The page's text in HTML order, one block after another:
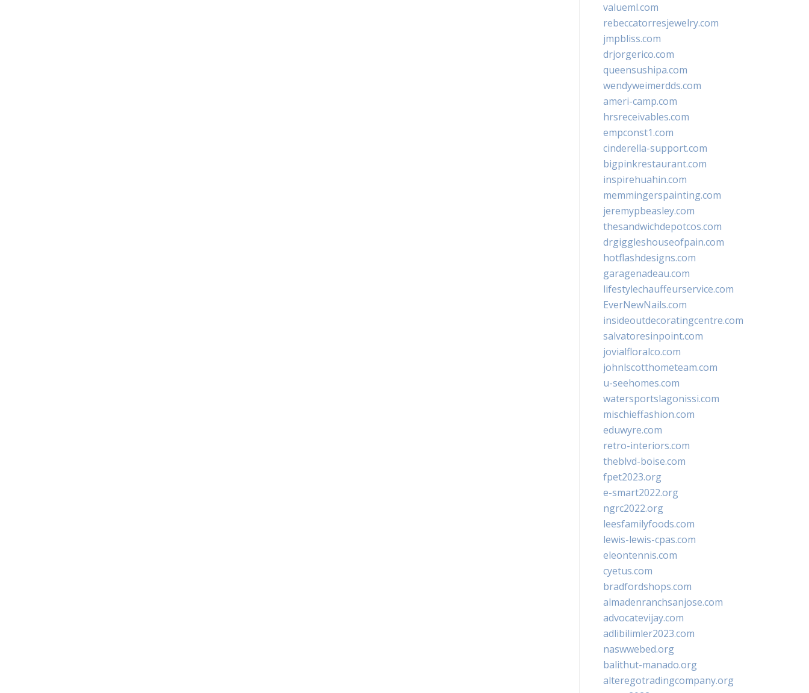
valueml.com
rebeccatorresjewelry.com
jmpbliss.com
drjorgerico.com
queensushipa.com
wendyweimerdds.com
ameri-camp.com
hrsreceivables.com
empconst1.com
cinderella-support.com
bigpinkrestaurant.com
inspirehuahin.com
memmingerspainting.com
jeremypbeasley.com
thesandwichdepotcos.com
drgiggleshouseofpain.com
hotflashdesigns.com
garagenadeau.com
lifestylechauffeurservice.com
EverNewNails.com
insideoutdecoratingcentre.com
salvatoresinpoint.com
jovialfloralco.com
johnlscotthometeam.com
u-seehomes.com
watersportslagonissi.com
mischieffashion.com
eduwyre.com
retro-interiors.com
theblvd-boise.com
fpet2023.org
e-smart2022.org
ngrc2022.org
leesfamilyfoods.com
lewis-lewis-cpas.com
eleontennis.com
cyetus.com
bradfordshops.com
almadenranchsanjose.com
advocatevijay.com
adlibilimler2023.com
naswwebed.org
balithut-manado.org
alteregotradingcompany.org